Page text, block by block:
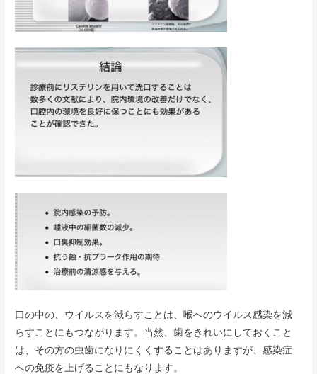
口の中の、ウイルスを減らすことは、喉へのウイルス感染を減
らすことにもつながります。当然、歯をきれいにしておくこと
は、その方の虫歯になりにくくすることはありますが、感染症
への免疫を上げることにもなります。